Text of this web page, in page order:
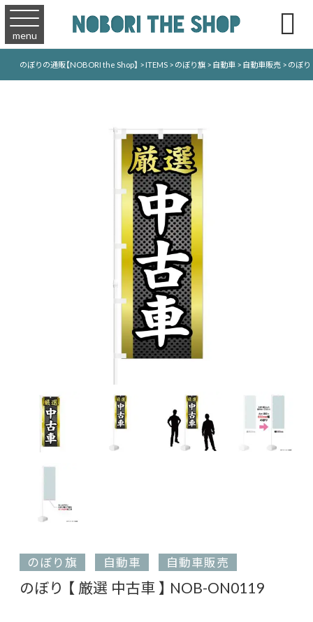
menu 
のぼりの通販【NOBORI the Shop】 >ITEMS>のぼり旗>自動車>自動車販売>のぼり
のぼり旗 自動車 自動車販売
のぼり 【 厳選 中古車 】 NOB-ON0119